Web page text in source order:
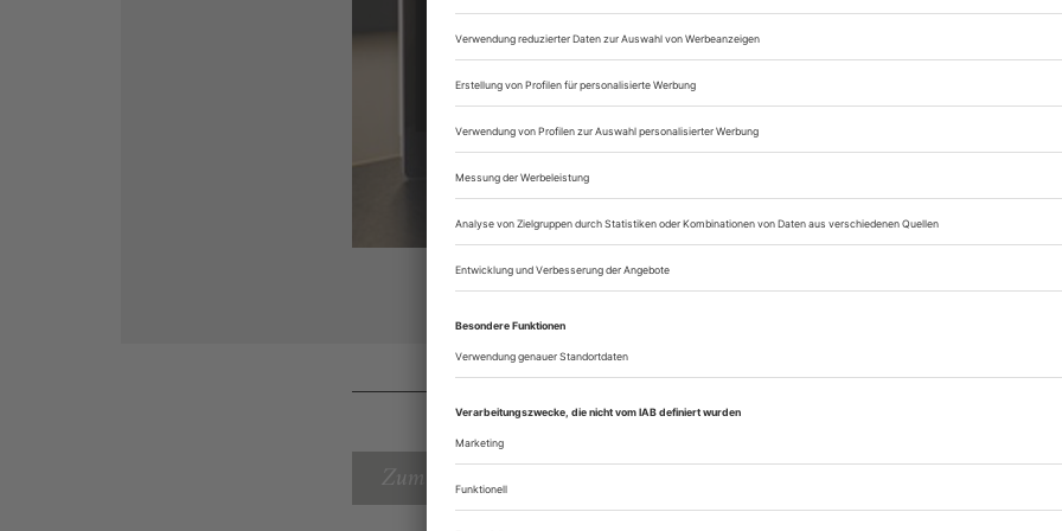
Lesegenuss auf
Zugang zum
Zum Inhaltsverzeichnis